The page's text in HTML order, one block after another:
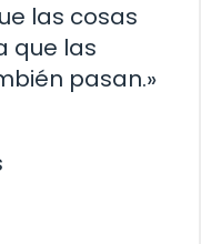
las cosas
que las
pasan.»